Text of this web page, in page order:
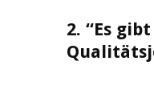
2. “Es